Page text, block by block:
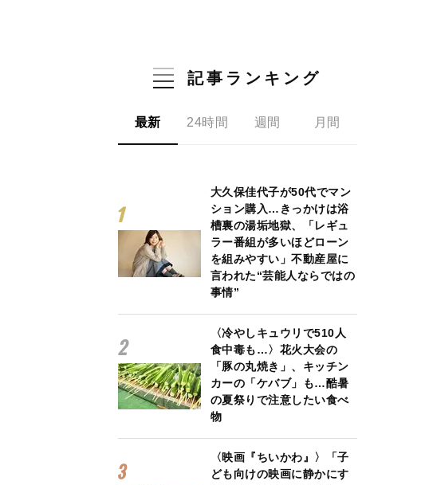
記事ランキング
最新 24時間 週間 月間
大久保佳代子が50代でマン
ション購入…きっかけは浴
槽裏の湯垢地獄、「レギュ
ラー番組が多いほどローン
を組みやすい」不動産屋に
言われた“芸能人ならではの
事情”
〈冷やしキュウリで510人
食中毒も…〉花火大会の
「豚の丸焼き」、キッチン
カーの「ケバブ」も…酷暑
の夏祭りで注意したい食べ
物
〈映画『ちいかわ』〉「子
ども向けの映画に静かにす